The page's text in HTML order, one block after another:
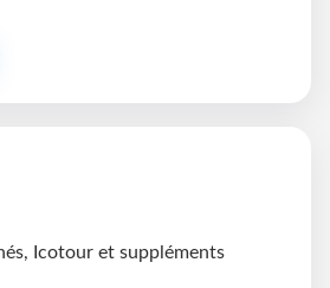
Icotour et suppléments